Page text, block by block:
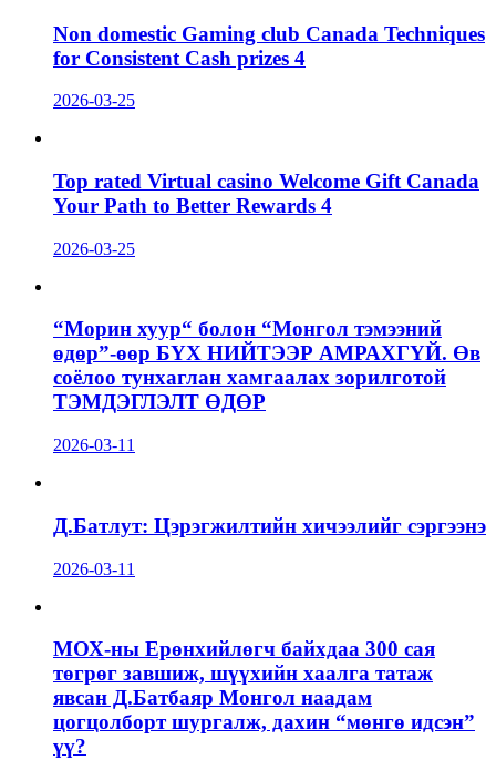
Non domestic Gaming club Canada Techniques
for Consistent Cash prizes 4
2026-03-25
Top rated Virtual casino Welcome Gift Canada
Your Path to Better Rewards 4
2026-03-25
“Морин хуур“ болон “Монгол тэмээний
өдөр”-өөр БҮХ НИЙТЭЭР АМРАХГҮЙ. Өв
соёлоо тунхаглан хамгаалах зорилготой
ТЭМДЭГЛЭЛТ ӨДӨР
2026-03-11
Д.Батлут: Цэрэгжилтийн хичээлийг сэргээнэ
2026-03-11
МОХ-ны Ерөнхийлөгч байхдаа 300 сая
төгрөг завшиж, шүүхийн хаалга татаж
явсан Д.Батбаяр Монгол наадам
цогцолборт шургалж, дахин “мөнгө идсэн”
үү?